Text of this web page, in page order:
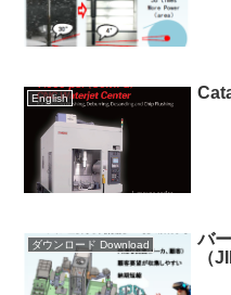
English
ダウンロード Download
バ
（